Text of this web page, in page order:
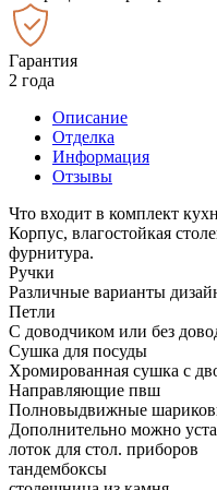
Гарантия
2 года
Описание
Отделка
Информация
Отзывы
Что входит в комплект
Корпус, влагостойкая
фурнитура.
Ручки
Различные варианты
Петли
С доводчиком или без
Сушка для посуды
Хромированная сушка с
Направляющие пвш
Полновыдвижные
Дополнительно можно
лоток для стол. приборов
тандембоксы